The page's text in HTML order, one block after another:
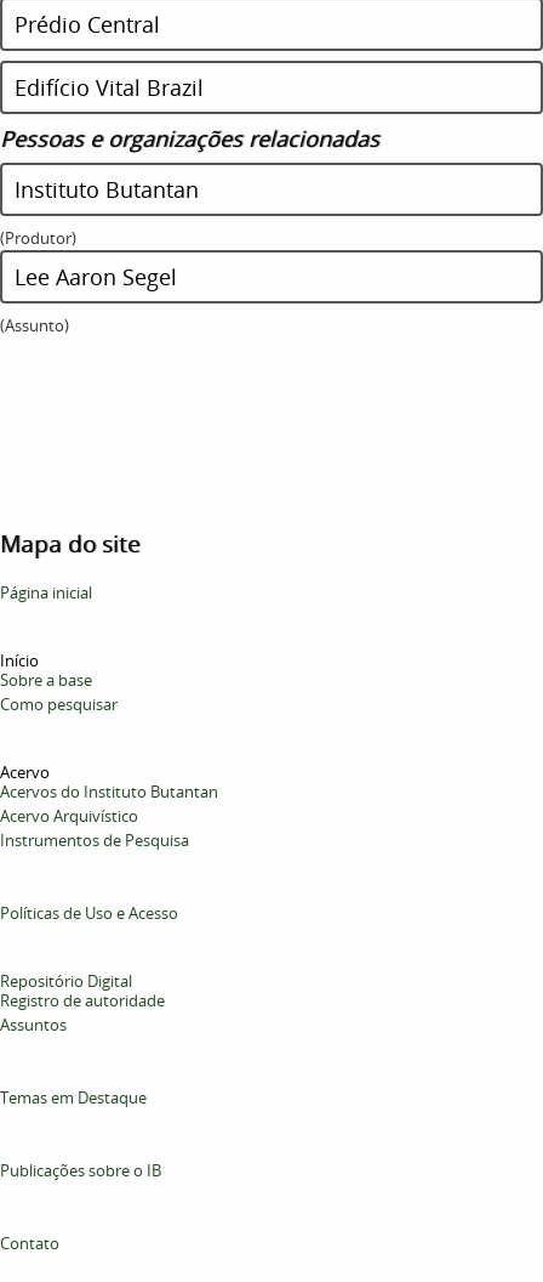
Prédio Central
Edifício Vital Brazil
Pessoas e organizações relacionadas
Instituto Butantan
(Produtor)
Lee Aaron Segel
(Assunto)
Mapa do site
Página inicial
Início
Sobre a base
Como pesquisar
Acervo
Acervos do Instituto Butantan
Acervo Arquivístico
Instrumentos de Pesquisa
Políticas de Uso e Acesso
Repositório Digital
Registro de autoridade
Assuntos
Temas em Destaque
Publicações sobre o IB
Contato